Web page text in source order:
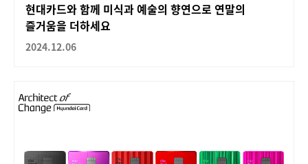
현대카드와 함께 미식과 예술의 향연으로 연말의
즐거움을 더하세요
2024.12.06